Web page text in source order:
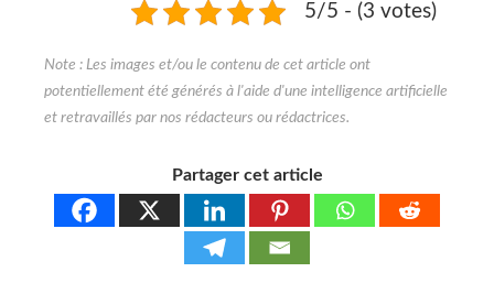
5/5 - (3 votes)
Partager cet article